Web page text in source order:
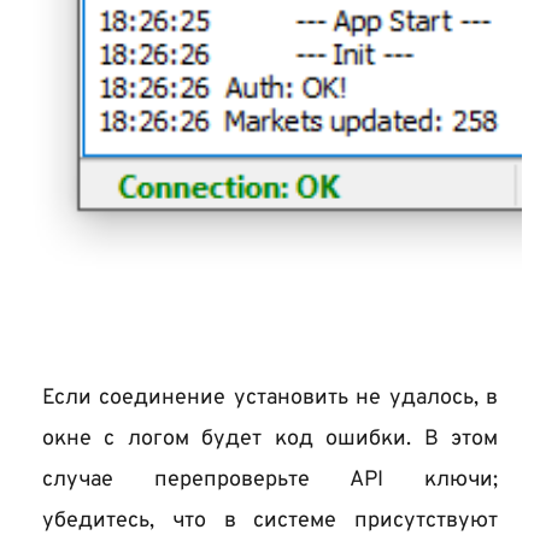
Если соединение установить не удалось, в
окне с логом будет код ошибки. В этом
случае перепроверьте API ключи;
убедитесь, что в системе присутствуют